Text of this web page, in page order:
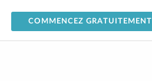
COMMENCEZ GRATUITEMENT